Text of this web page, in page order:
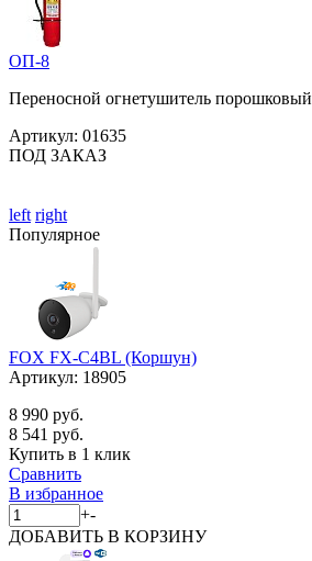
ОП-8
Переносной огнетушитель порошковый
Артикул: 01635
ПОД ЗАКАЗ
left right
Популярное
FOX FX-C4BL (Коршун)
Артикул: 18905
8 990 руб.
8 541 руб.
Купить в 1 клик
Сравнить
В избранное
+-
ДОБАВИТЬ В КОРЗИНУ